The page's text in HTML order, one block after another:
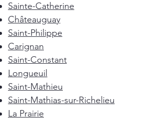
Sainte-Catherine
Châteauguay
Saint-Philippe
Carignan
Saint-Constant
Longueuil
Saint-Mathieu
Saint-Mathias-sur-Richelieu
La Prairie